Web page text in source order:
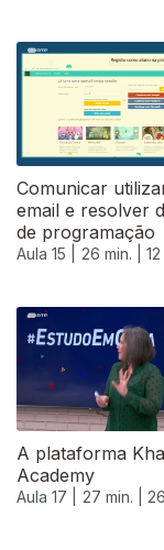
Comunicar
email e resolver
de programação
Aula 15 | 26 min. |
A plataforma
Academy
Aula 17 | 27 min. |